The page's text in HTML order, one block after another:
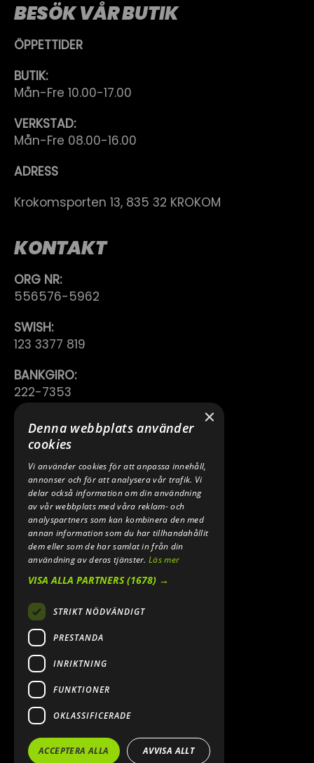
BESÖK VÅR BUTIK
ÖPPETTIDER
BUTIK:
Mån-Fre 10.00-17.00
VERKSTAD:
Mån-Fre 08.00-16.00
ADRESS
Krokomsporten 13, 835 32 KROKOM
KONTAKT
ORG NR:
556576-5962
SWISH:
123 3377 819
BANKGIRO:
222-7353
TELEFON:
0640 200 50
E-POST:
INFO@SPEEDSHOPEN.SE
ÅNGRA MITT KÖP
2026. ALL RIGHTS RESERVED.
POWERED BY EMPORI CMS
×
Denna webbplats använder
cookies
Vi använder cookies för att anpassa innehåll,
annonser och för att analysera vår trafik. Vi
delar också information om din användning
av vår webbplats med våra reklam- och
analyspartners som kan kombinera den med
annan information som du har tillhandahållit
dem eller som de har samlat in från din
användning av deras tjänster.Läs mer
VISA ALLA PARTNERS(1678) →
STRIKT NÖDVÄNDIGT
PRESTANDA
INRIKTNING
FUNKTIONER
OKLASSIFICERADE
ACCEPTERA ALLA AVVISA ALLT